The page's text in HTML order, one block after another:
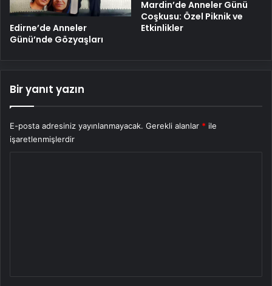
Edirne’de Anneler
Günü’nde Gözyaşları
Mardin’de Anneler Günü
Coşkusu: Özel Piknik ve
Etkinlikler
Bir yanıt yazın
E-posta adresiniz yayınlanmayacak. Gerekli alanlar * ile
işaretlenmişlerdir